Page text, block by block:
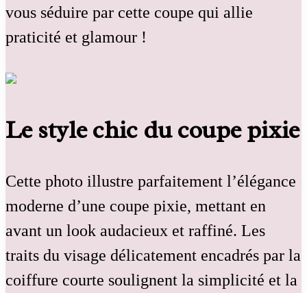
vous séduire par cette coupe qui allie
praticité et glamour !
Le style chic du coupe pixie
Cette photo illustre parfaitement l’élégance
moderne d’une coupe pixie, mettant en
avant un look audacieux et raffiné. Les
traits du visage délicatement encadrés par la
coiffure courte soulignent la simplicité et la